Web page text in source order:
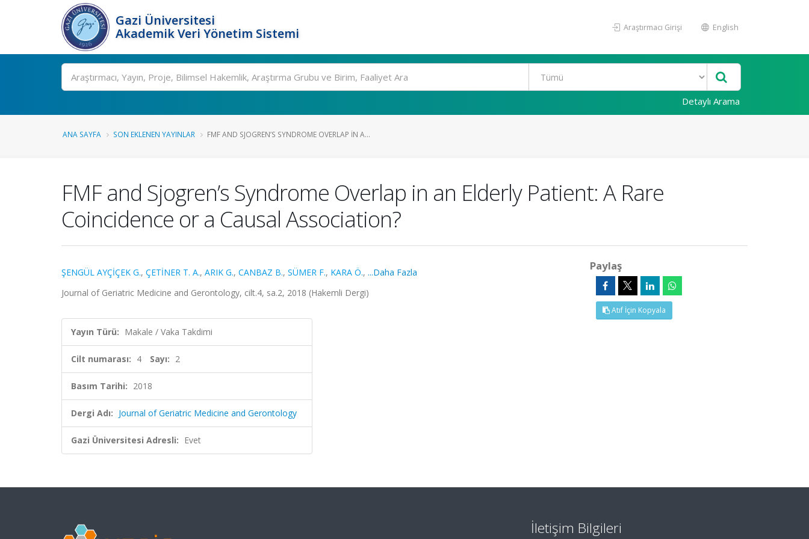
Gazi Üniversitesi
Akademik Veri Yönetim Sistemi
Araştırmacı Girişi English
Ara
Detaylı Arama
ANA SAYFA SON EKLENEN YAYINLAR FMF AND SJOGREN’S SYNDROME OVERLAP IN A...
FMF and Sjogren’s Syndrome Overlap in an Elderly Patient: A Rare
Coincidence or a Causal Association?
ŞENGÜL AYÇİÇEK G., ÇETİNER T. A., ARIK G., CANBAZ B., SÜMER F., KARA Ö., ...Daha Fazla
Journal of Geriatric Medicine and Gerontology, cilt.4, sa.2, 2018 (Hakemli Dergi)
Yayın Türü: Makale / Vaka Takdimi
Cilt numarası: 4 Sayı: 2
Basım Tarihi: 2018
Dergi Adı: Journal of Geriatric Medicine and Gerontology
Gazi Üniversitesi Adresli: Evet
Paylaş
Atıf İçin Kopyala
İletişim Bilgileri